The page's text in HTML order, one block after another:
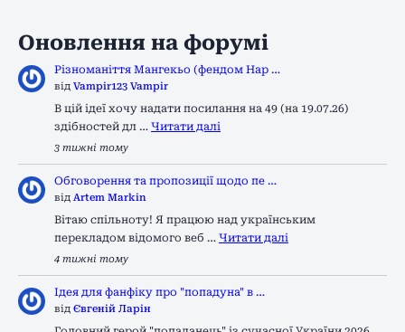
Оновлення на форумі
Різноманіття Мангекьо (фендом Нар …
від Vampir123 Vampir
В цій ідеї хочу надати посилання на 49 (на 19.07.26)
здібностей дл … Читати далі
3 тижні тому
Обговорення та пропозиції щодо пе …
від Artem Markin
Вітаю спільноту! Я працюю над українським
перекладом відомого веб … Читати далі
4 тижні тому
Ідея для фанфіку про "попадуна" в …
від Євгеній Ларін